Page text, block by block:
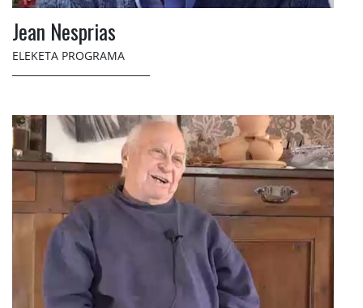
Jean Nesprias
ELEKETA PROGRAMA